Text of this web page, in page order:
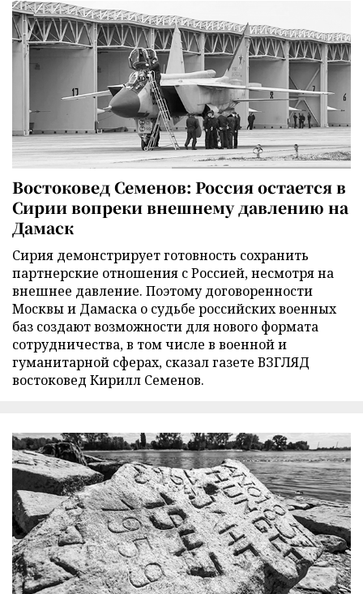
Востоковед Семенов: Россия остается в
Сирии вопреки внешнему давлению на
Дамаск
Сирия демонстрирует готовность сохранить
партнерские отношения с Россией, несмотря на
внешнее давление. Поэтому договоренности
Москвы и Дамаска о судьбе российских военных
баз создают возможности для нового формата
сотрудничества, в том числе в военной и
гуманитарной сферах, сказал газете ВЗГЛЯД
востоковед Кирилл Семенов.